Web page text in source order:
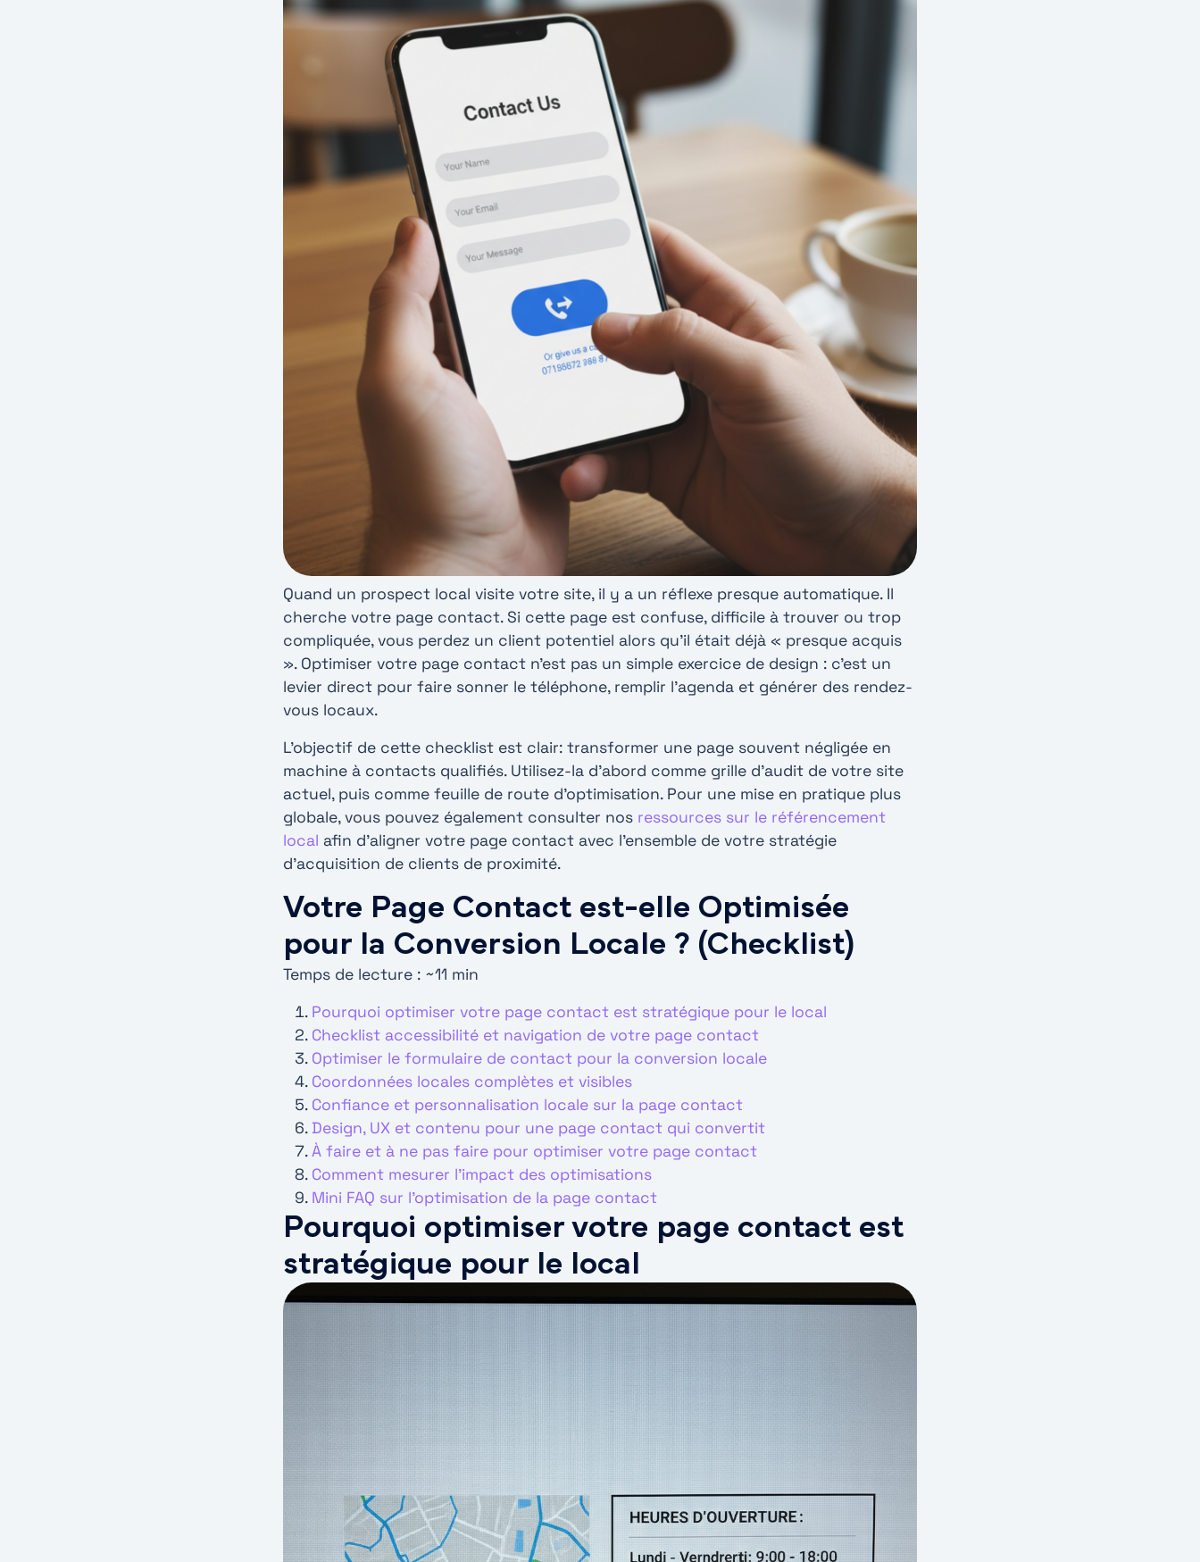
Quand un prospect local visite votre site, il y a un réflexe presque automatique. Il
cherche votre page contact. Si cette page est confuse, difficile à trouver ou trop
compliquée, vous perdez un client potentiel alors qu’il était déjà « presque acquis
». Optimiser votre page contact n’est pas un simple exercice de design : c’est un
levier direct pour faire sonner le téléphone, remplir l’agenda et générer des rendez-
vous locaux.
L’objectif de cette checklist est clair: transformer une page souvent négligée en
machine à contacts qualifiés. Utilisez-la d’abord comme grille d’audit de votre site
actuel, puis comme feuille de route d’optimisation. Pour une mise en pratique plus
globale, vous pouvez également consulter nos ressources sur le référencement
local afin d’aligner votre page contact avec l’ensemble de votre stratégie
d’acquisition de clients de proximité.
Votre Page Contact est-elle Optimisée
pour la Conversion Locale ? (Checklist)
Temps de lecture : ~11 min
Pourquoi optimiser votre page contact est stratégique pour le local
Checklist accessibilité et navigation de votre page contact
Optimiser le formulaire de contact pour la conversion locale
Coordonnées locales complètes et visibles
Confiance et personnalisation locale sur la page contact
Design, UX et contenu pour une page contact qui convertit
À faire et à ne pas faire pour optimiser votre page contact
Comment mesurer l’impact des optimisations
Mini FAQ sur l’optimisation de la page contact
Pourquoi optimiser votre page contact est
stratégique pour le local